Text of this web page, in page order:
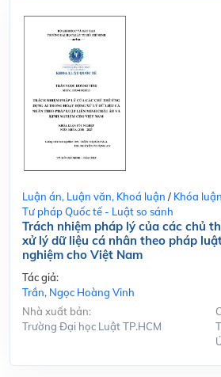
Luận án, Luận văn, Khoá luận / Khóa
Tư pháp Quốc tế - Luật so sánh
Trách nhiệm pháp lý của các chủ
xử lý dữ liệu cá nhân theo pháp
nghiệm cho Việt Nam
Tác giả:
Trần, Ngọc Hoàng Vinh
Nhà xuất bản:
Trường Đại học Luật TP.HCM